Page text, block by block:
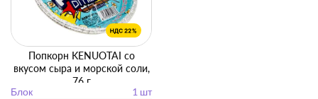
Попкорн KENUOTAI со
вкусом сыра и морской соли,
76 г
Блок
1 шт